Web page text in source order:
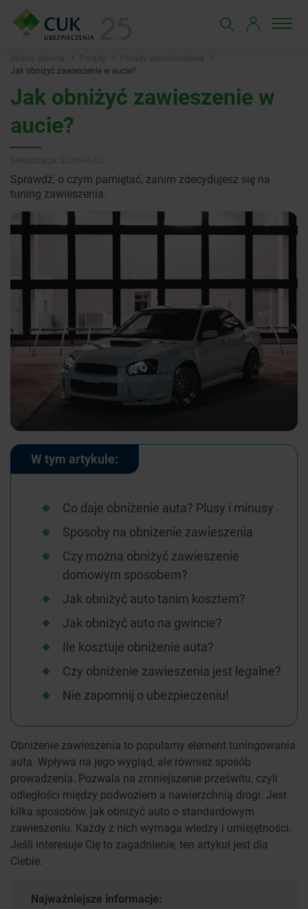
Jak obniżyć zawieszenie w aucie?
Jak obniżyć zawieszenie w
aucie?
Sprawdź, o czym pamiętać, zanim zdecydujesz się na
tuning zawieszenia.
W tym artykule:
Co daje obniżenie auta? Plusy i minusy
Sposoby na obniżenie zawieszenia
Czy można obniżyć zawieszenie
domowym sposobem?
Jak obniżyć auto tanim kosztem?
Jak obniżyć auto na gwincie?
Ile kosztuje obniżenie auta?
Czy obniżenie zawieszenia jest legalne?
Nie zapomnij o ubezpieczeniu!
Obniżenie zawieszenia to popularny element tuningowania
auta. Wpływa na jego wygląd, ale również sposób
prowadzenia. Pozwala na zmniejszenie prześwitu, czyli
odległości między podwoziem a nawierzchnią drogi. Jest
kilka sposobów, jak obniżyć auto o standardowym
zawieszeniu. Każdy z nich wymaga wiedzy i umiejętności.
Jeśli interesuje Cię to zagadnienie, ten artykuł jest dla
Ciebie.
Najważniejsze informacje: